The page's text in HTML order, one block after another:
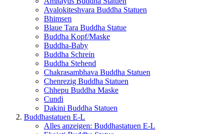
Avalokiteshvara Buddha Statuen
Bhimsen
Blaue Tara Buddha Statue
Buddha Kopf/Maske
Buddha-Baby
Buddha Schrein
Buddha Stehend
Chakrasambhava Buddha Statuen
Chenrezig Buddha Statuen
Chhepu Buddha Maske
Cundi
Dakini Buddha Statuen
Buddhastatuen E-L
Alles anzeigen: Buddhastatuen E-L